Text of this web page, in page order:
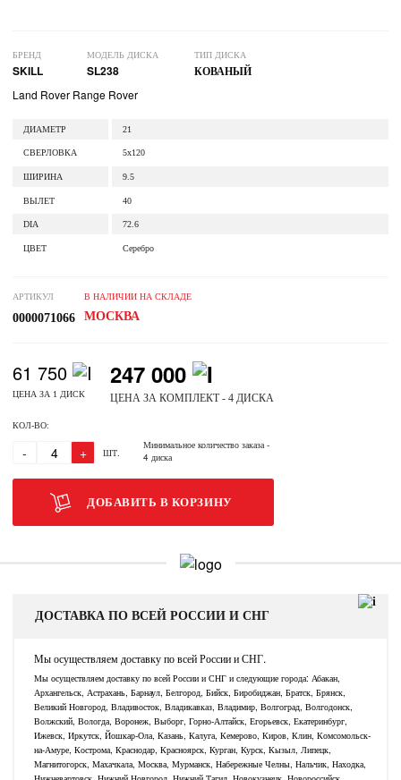
БРЕНД
SKILL
МОДЕЛЬ ДИСКА
SL238
ТИП ДИСКА
КОВАНЫЙ
Land Rover Range Rover
ДИАМЕТР 21
СВЕРЛОВКА 5x120
ШИРИНА 9.5
ВЫЛЕТ 40
DIA 72.6
ЦВЕТ Серебро
АРТИКУЛ
0000071066
В НАЛИЧИИ НА СКЛАДЕ
МОСКВА
61 750
ЦЕНА ЗА 1 ДИСК
247 000
ЦЕНА ЗА КОМПЛЕКТ - 4 ДИСКА
КОЛ-ВО:
- + ШТ.
Минимальное количество заказа-
4 диска
ДОБАВИТЬ В КОРЗИНУ
ДОСТАВКА ПО ВСЕЙ РОССИИ И СНГ
Мы осуществляем доставку по всей России и СНГ.
Мы осуществляем доставку по всей России и СНГ и следующие города: Абакан,
Архангельск, Астрахань, Барнаул, Белгород, Бийск, Биробиджан, Братск, Брянск,
Великий Новгород, Владивосток, Владикавказ, Владимир, Волгоград, Волгодонск,
Волжский, Вологда, Воронеж, Выборг, Горно-Алтайск, Егорьевск, Екатеринбург,
Ижевск, Иркутск, Йошкар-Ола, Казань, Калуга, Кемерово, Киров, Клин, Комсомольск-
на-Амуре, Кострома, Краснодар, Красноярск, Курган, Курск, Кызыл, Липецк,
Магнитогорск, Махачкала, Москва, Мурманск, Набережные Челны, Нальчик, Находка,